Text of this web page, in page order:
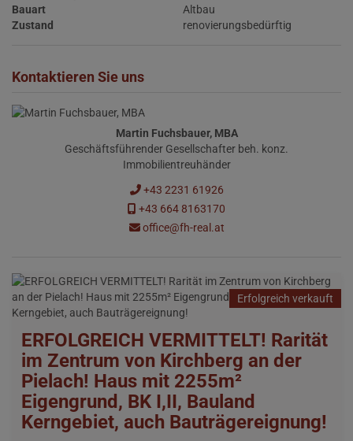
Bauart
Altbau
Zustand
renovierungsbedürftig
Kontaktieren Sie uns
Martin Fuchsbauer, MBA
Geschäftsführender Gesellschafter beh. konz.
Immobilientreuhänder
+43 2231 61926
+43 664 8163170
office@fh-real.at
Erfolgreich verkauft
ERFOLGREICH VERMITTELT! Rarität
im Zentrum von Kirchberg an der
Pielach! Haus mit 2255m²
Eigengrund, BK I,II, Bauland
Kerngebiet, auch Bauträgereignung!